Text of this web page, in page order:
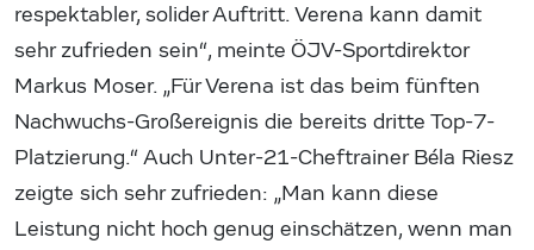
respektabler, solider Auftritt. Verena kann damit
sehr zufrieden sein“, meinte ÖJV-Sportdirektor
Markus Moser. „Für Verena ist das beim fünften
Nachwuchs-Großereignis die bereits dritte Top-7-
Platzierung.“ Auch Unter-21-Cheftrainer Béla Riesz
zeigte sich sehr zufrieden: „Man kann diese
Leistung nicht hoch genug einschätzen, wenn man